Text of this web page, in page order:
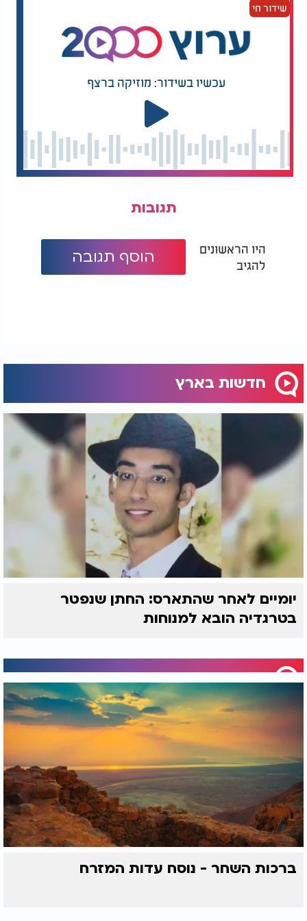
שידור חי
עכשיו בשידור: מוזיקה ברצף
תגובות
היו הראשונים
להגיב
הוסף תגובה
חדשות בארץ
יומיים לאחר שהתארס: החתן שנפטר
בטרגדיה הובא למנוחות
ברכות השחר - נוסח עדות המזרח